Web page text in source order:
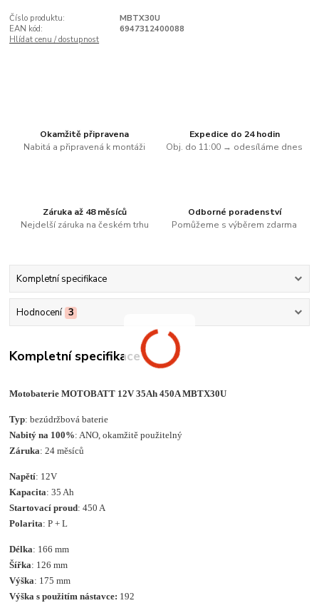
Číslo produktu:
MBTX30U
EAN kód:
6947312400088
Hlídat cenu / dostupnost
Okamžitě připravena
Nabitá a připravená k montáži
Expedice do 24 hodin
Obj. do 11:00 → odesíláme dnes
Záruka až 48 měsíců
Nejdelší záruka na českém trhu
Odborné poradenství
Pomůžeme s výběrem zdarma
Kompletní specifikace
Hodnocení 3
Kompletní specifikace
Motobaterie MOTOBATT 12V 35Ah 450A MBTX30U
Typ: bezúdržbová baterie
Nabitý na 100%: ANO, okamžitě použitelný
Záruka: 24 měsíců
Napětí: 12V
Kapacita: 35 Ah
Startovací proud: 450 A
Polarita: P + L
Délka: 166 mm
Šířka: 126 mm
Výška: 175 mm
Výška s použitím nástavce: 192